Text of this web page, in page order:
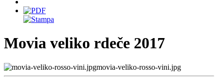
Movia veliko rdeče 2017
movia-veliko-rosso-vini.jpg